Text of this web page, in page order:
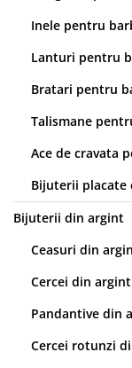
Inele pentru
Lanturi pentru
Bratari pentru
Talismane
Ace de cravata
Bijuterii placate
Bijuterii din argint
Ceasuri din
Cercei din argint
Pandantive din
Cercei rotunzi